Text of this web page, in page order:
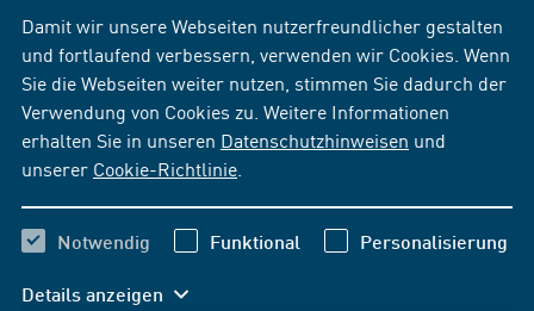
Damit wir unsere Webseiten nutzerfreundlicher gestalten
und fortlaufend verbessern, verwenden wir Cookies. Wenn
Sie die Webseiten weiter nutzen, stimmen Sie dadurch der
Verwendung von Cookies zu. Weitere Informationen
erhalten Sie in unseren Datenschutzhinweisen und
unserer Cookie-Richtlinie
Notwendig Funktional Personalisierung
Details anzeigen